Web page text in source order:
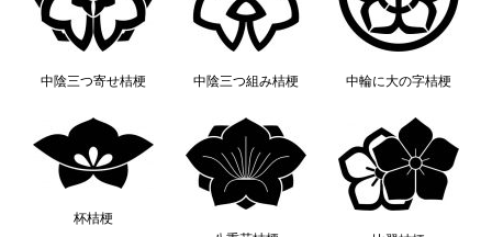
中陰三つ寄せ桔梗 中陰三つ組み桔梗 中輪に大の字桔梗
杯桔梗